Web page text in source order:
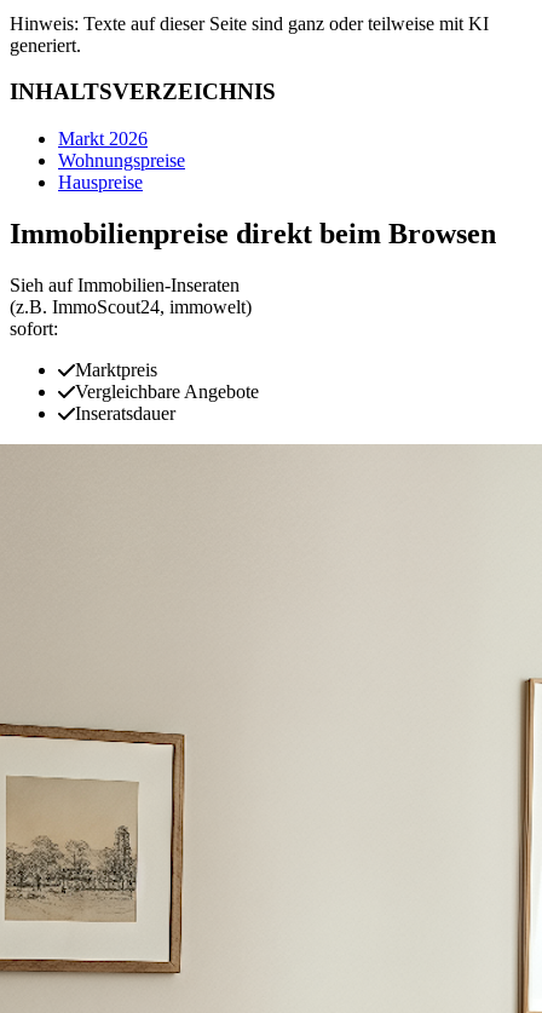
Hinweis: Texte auf dieser Seite sind ganz oder teilweise mit KI
generiert.
INHALTSVERZEICHNIS
Markt 2026
Wohnungspreise
Hauspreise
Immobilienpreise direkt beim Browsen
Sieh auf Immobilien‑Inseraten
(z.B. ImmoScout24, immowelt)
sofort:
Marktpreis
Vergleichbare Angebote
Inseratsdauer